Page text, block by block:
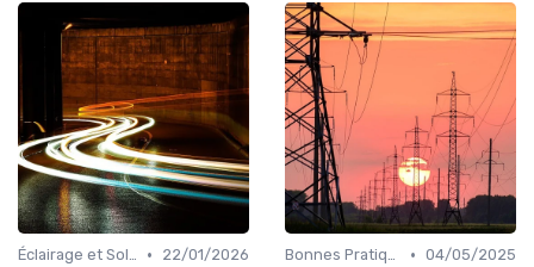
Éclairage et Solutions Économiques •
22/01/2026
Bonnes Pratiques Quotidiennes • 04/05/2025